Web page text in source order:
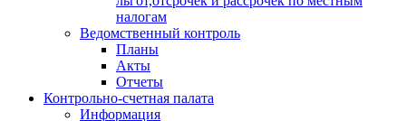
налогам
Ведомственный контроль
Планы
Акты
Отчеты
Контрольно-счетная палата
Информация